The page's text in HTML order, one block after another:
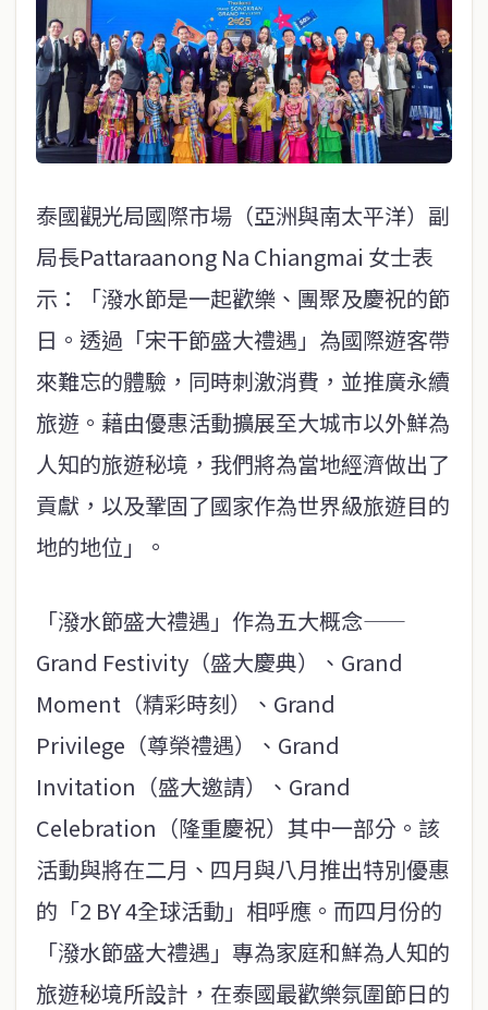
泰國觀光局國際市場（亞洲與南太平洋）副
局長Pattaraanong Na Chiangmai 女士表
示：「潑水節是一起歡樂、團聚及慶祝的節
日。透過「宋干節盛大禮遇」為國際遊客帶
來難忘的體驗，同時刺激消費，並推廣永續
旅遊。藉由優惠活動擴展至大城市以外鮮為
人知的旅遊秘境，我們將為當地經濟做出了
貢獻，以及鞏固了國家作為世界級旅遊目的
地的地位」。
「潑水節盛大禮遇」作為五大概念——
Grand Festivity（盛大慶典）、Grand
Moment（精彩時刻）、Grand
Privilege（尊榮禮遇）、Grand
Invitation（盛大邀請）、Grand
Celebration（隆重慶祝）其中一部分。該
活動與將在二月、四月與八月推出特別優惠
的「2 BY 4全球活動」相呼應。而四月份的
「潑水節盛大禮遇」專為家庭和鮮為人知的
旅遊秘境所設計，在泰國最歡樂氛圍節日的